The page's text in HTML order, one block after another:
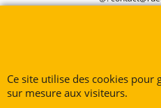
Ce site utilise des cookies pour
sur mesure aux visiteurs.